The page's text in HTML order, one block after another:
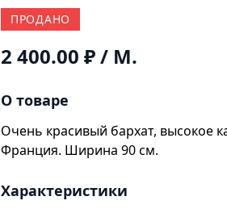
ПРОДАНО
2 400.00 ₽/ М.
О товаре
Очень красивый бархат, высокое
Франция. Ширина 90 см.
Характеристики